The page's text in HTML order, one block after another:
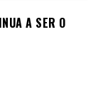
A SER O